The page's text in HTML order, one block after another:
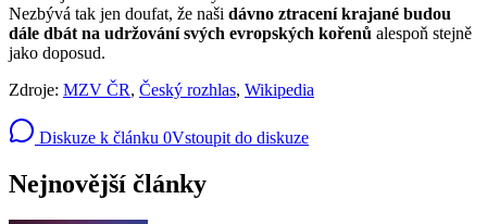
Nezbývá tak jen doufat, že naši dávno ztracení krajané budou
dále dbát na udržování svých evropských kořenů alespoň stejně
jako doposud.
Zdroje: MZV ČR, Český rozhlas, Wikipedia
Diskuze k článku 0Vstoupit do diskuze
Nejnovější články